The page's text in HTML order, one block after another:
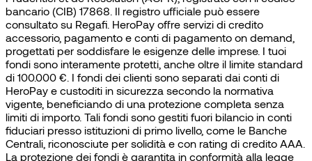
bancario (CIB) 17868. Il registro ufficiale può essere
consultato su Regafi. HeroPay offre servizi di credito
accessorio, pagamento e conti di pagamento on demand,
progettati per soddisfare le esigenze delle imprese. I tuoi
fondi sono interamente protetti, anche oltre il limite standard
di 100.000 €. I fondi dei clienti sono separati dai conti di
HeroPay e custoditi in sicurezza secondo la normativa
vigente, beneficiando di una protezione completa senza
limiti di importo. Tali fondi sono gestiti fuori bilancio in conti
fiduciari presso istituzioni di primo livello, come le Banche
Centrali, riconosciute per solidità e con rating di credito AAA.
La protezione dei fondi è garantita in conformità alla legge